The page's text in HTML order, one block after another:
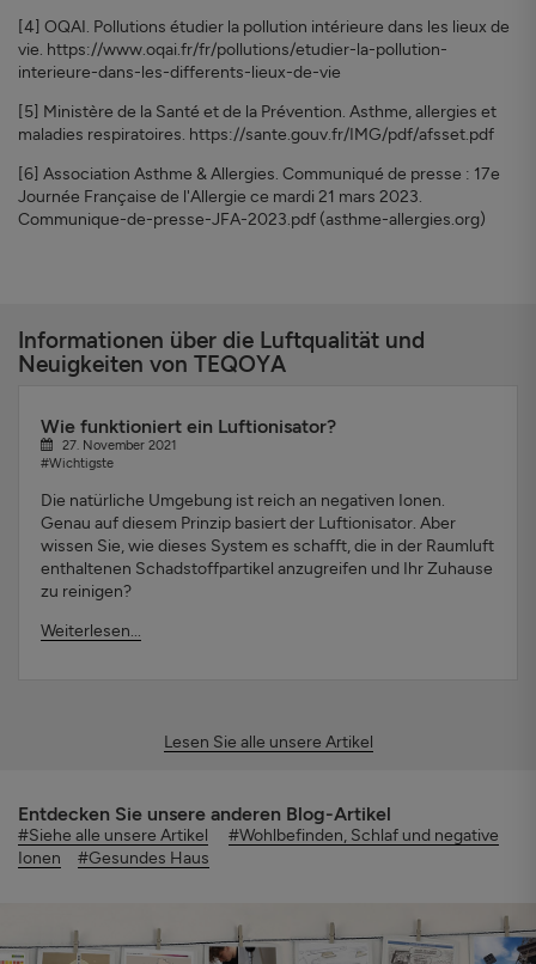
[4] OQAI. Pollutions étudier la pollution intérieure dans les lieux de
vie. https://www.oqai.fr/fr/pollutions/etudier-la-pollution-
interieure-dans-les-differents-lieux-de-vie
[5] Ministère de la Santé et de la Prévention. Asthme, allergies et
maladies respiratoires. https://sante.gouv.fr/IMG/pdf/afsset.pdf
[6] Association Asthme & Allergies. Communiqué de presse : 17e
Journée Française de l'Allergie ce mardi 21 mars 2023.
Communique-de-presse-JFA-2023.pdf (asthme-allergies.org)
Informationen über die Luftqualität und
Neuigkeiten von TEQOYA
Wie funktioniert ein Luftionisator?
27. November 2021
#Wichtigste
Die natürliche Umgebung ist reich an negativen Ionen.
Genau auf diesem Prinzip basiert der Luftionisator. Aber
wissen Sie, wie dieses System es schafft, die in der Raumluft
enthaltenen Schadstoffpartikel anzugreifen und Ihr Zuhause
zu reinigen?
Weiterlesen...
Lesen Sie alle unsere Artikel
Entdecken Sie unsere anderen Blog-Artikel
#Siehe alle unsere Artikel
#Wohlbefinden, Schlaf und negative
Ionen
#Gesundes Haus